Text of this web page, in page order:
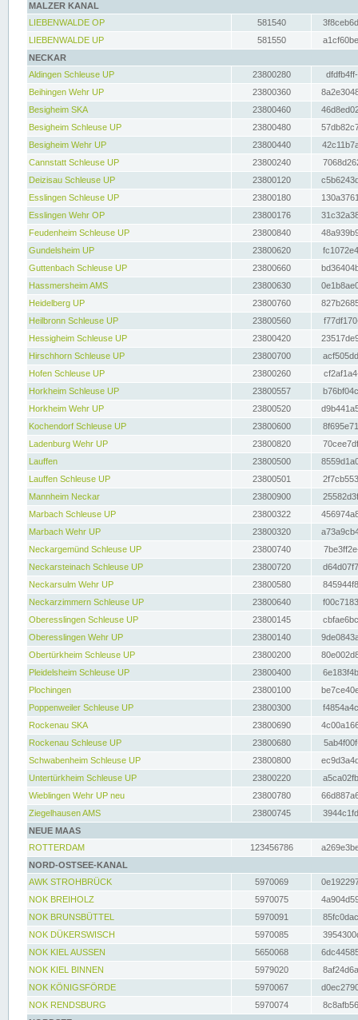
MALZER KANAL
LIEBENWALDE OP
581540
LIEBENWALDE UP
581550
NECKAR
Aldingen Schleuse UP
23800280
Beihingen Wehr UP
23800360
Besigheim SKA
23800460
Besigheim Schleuse UP
23800480
Besigheim Wehr UP
23800440
Cannstatt Schleuse UP
23800240
Deizisau Schleuse UP
23800120
Esslingen Schleuse UP
23800180
Esslingen Wehr OP
23800176
Feudenheim Schleuse UP
23800840
Gundelsheim UP
23800620
Guttenbach Schleuse UP
23800660
Hassmersheim AMS
23800630
Heidelberg UP
23800760
Heilbronn Schleuse UP
23800560
Hessigheim Schleuse UP
23800420
Hirschhorn Schleuse UP
23800700
Hofen Schleuse UP
23800260
Horkheim Schleuse UP
23800557
Horkheim Wehr UP
23800520
Kochendorf Schleuse UP
23800600
Ladenburg Wehr UP
23800820
Lauffen
23800500
Lauffen Schleuse UP
23800501
Mannheim Neckar
23800900
Marbach Schleuse UP
23800322
Marbach Wehr UP
23800320
Neckargemünd Schleuse UP
23800740
Neckarsteinach Schleuse UP
23800720
Neckarsulm Wehr UP
23800580
Neckarzimmern Schleuse UP
23800640
Oberesslingen Schleuse UP
23800145
Oberesslingen Wehr UP
23800140
Obertürkheim Schleuse UP
23800200
Pleidelsheim Schleuse UP
23800400
Plochingen
23800100
Poppenweiler Schleuse UP
23800300
Rockenau SKA
23800690
Rockenau Schleuse UP
23800680
Schwabenheim Schleuse UP
23800800
Untertürkheim Schleuse UP
23800220
Wieblingen Wehr UP neu
23800780
Ziegelhausen AMS
23800745
NEUE MAAS
ROTTERDAM
123456786
NORD-OSTSEE-KANAL
AWK STROHBRÜCK
5970069
NOK BREIHOLZ
5970075
NOK BRUNSBÜTTEL
5970091
NOK DÜKERSWISCH
5970085
NOK KIEL AUSSEN
5650068
NOK KIEL BINNEN
5979020
NOK KÖNIGSFÖRDE
5970067
NOK RENDSBURG
5970074